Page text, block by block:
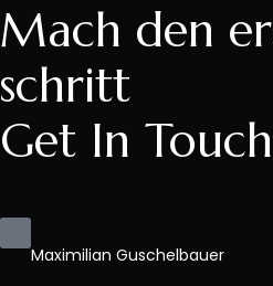
Mach den
schritt
Get In Touch
Maximilian Guschelbauer